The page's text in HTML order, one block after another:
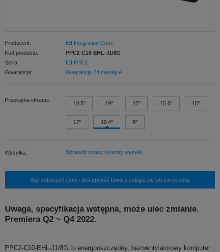
Producent:
IEI Integration Corp.
Kod produktu:
PPC2-C10-EHL-J1/8G
Seria:
IEI PPC2
Gwarancja:
Gwarancja 24 miesiące
Przekątna ekranu:
18.5'' 19'' 17'' 15.6'' 15''
12'' 10.4'' 8''
Wysyłka: Sprawdź czasy i koszty wysyłki
Aby zobaczyć cenę i dostępność towaru zaloguj się lub zarejestruj.
Uwaga, specyfikacja wstępna, może ulec zmianie.
Premiera Q2 ~ Q4 2022.
PPC2-C10-EHL-J1/8G to energooszczędny, bezwentylatorowy komputer